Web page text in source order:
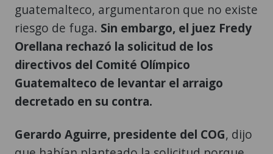
guatemalteco, argumentaron que no existe
riesgo de fuga. Sin embargo, el juez Fredy
Orellana rechazó la solicitud de los
directivos del Comité Olímpico
Guatemalteco de levantar el arraigo
decretado en su contra.
Gerardo Aguirre, presidente del COG, dijo